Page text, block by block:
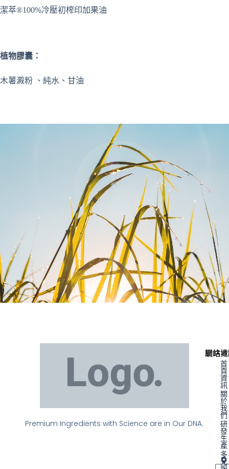
潔萃®100%冷壓初榨印加果油
植物膠囊：
木薯澱粉 、純水、甘油
Premium Ingredients with Science are in Our DNA.
聯絡
網站
首
頁
資
訊
關
於
我
們
研
發
生
產
多
元